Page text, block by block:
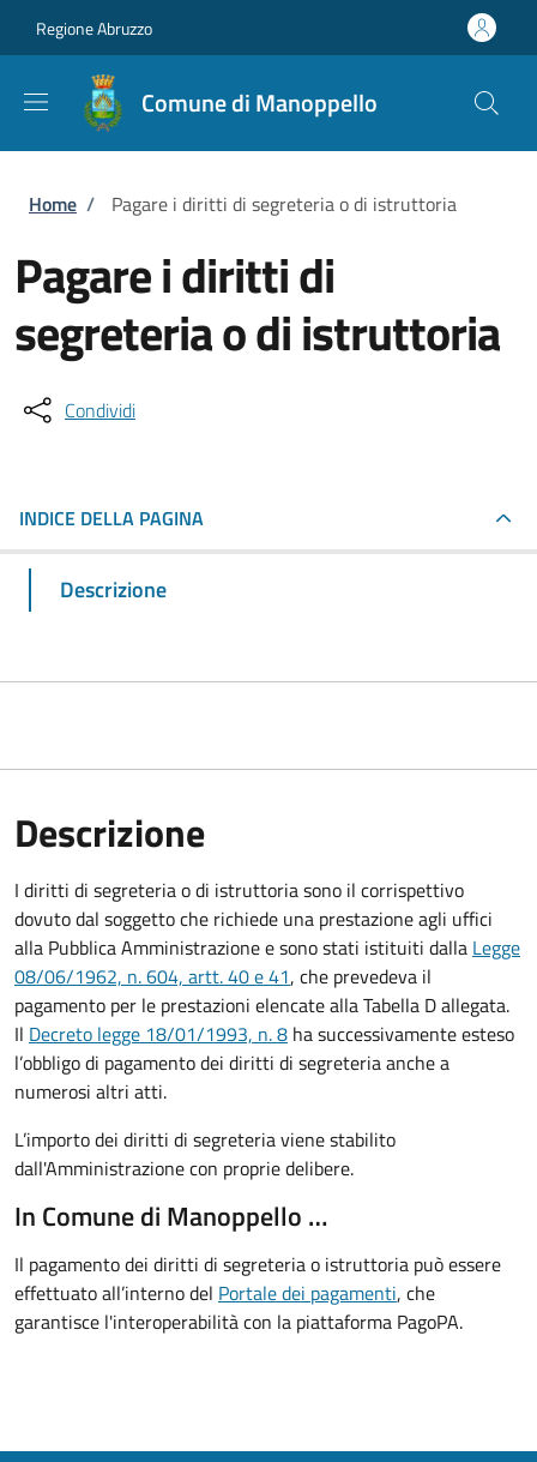
Regione Abruzzo
Comune di Manoppello
Briciole di pane
Home / Pagare i diritti di segreteria o di istruttoria
Pagare i diritti di
segreteria o di istruttoria
Condividi
INDICE DELLA PAGINA
Descrizione
Descrizione
I diritti di segreteria o di istruttoria sono il corrispettivo
dovuto dal soggetto che richiede una prestazione agli uffici
alla Pubblica Amministrazione e sono stati istituiti dalla Legge
08/06/1962, n. 604, artt. 40 e 41, che prevedeva il
pagamento per le prestazioni elencate alla Tabella D allegata.
Il Decreto legge 18/01/1993, n. 8 ha successivamente esteso
l’obbligo di pagamento dei diritti di segreteria anche a
numerosi altri atti.
L’importo dei diritti di segreteria viene stabilito
dall'Amministrazione con proprie delibere.
In Comune di Manoppello …
Il pagamento dei diritti di segreteria o istruttoria può essere
effettuato all’interno del Portale dei pagamenti, che
garantisce l'interoperabilità con la piattaforma PagoPA.